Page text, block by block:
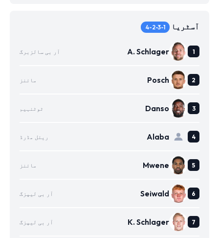
آسٹریا 4-2-3-1
A. Schlager آر بی سالزبرگ
Posch مائنز
Danso ٹوٹنہیم
Alaba ریئل مڈرڈ
Mwene مائنز
Seiwald آر بی لیپزگ
K. Schlager آر بی لیپزگ